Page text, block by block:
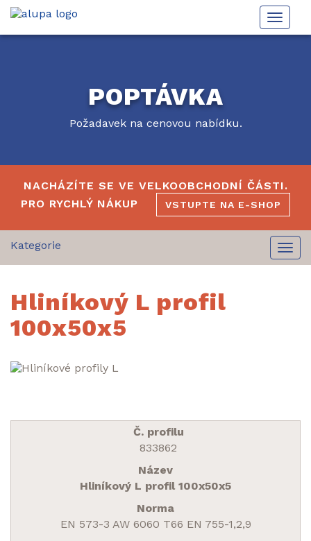
Toggle
POPTÁVKA
Požadavek na cenovou nabídku.
NACHÁZÍTE SE VE VELKOOBCHODNÍ ČÁSTI.
PRO RYCHLÝ NÁKUP
VSTUPTE NA E-SHOP
Hliníkový L profil
100x50x5
833862
Hliníkový L profil 100x50x5
EN 573-3 AW 6060 T66 EN 755-1,2,9